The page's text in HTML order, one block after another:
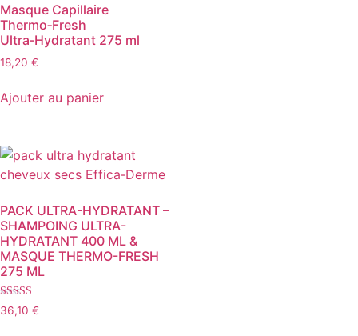
Masque Capillaire
Thermo‑Fresh
Ultra‑Hydratant 275 ml
18,20 €
Ajouter au panier
PACK ULTRA-HYDRATANT –
SHAMPOING ULTRA-
HYDRATANT 400 ML &
MASQUE THERMO-FRESH
275 ML
Note
4.75
36,10 €